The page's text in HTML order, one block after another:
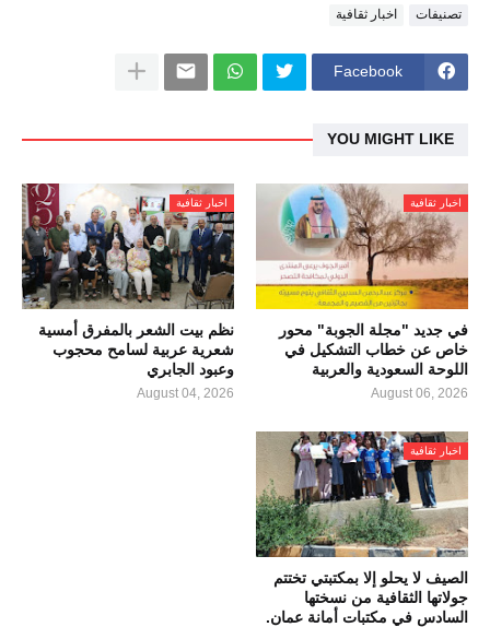
تصنيفات اخبار ثقافية
Facebook
YOU MIGHT LIKE
اخبار ثقافية
في جديد "مجلة الجوبة" محور
خاص عن خطاب التشكيل في
اللوحة السعودية والعربية
August 06, 2026
اخبار ثقافية
نظم بيت الشعر بالمفرق أمسية
شعرية عربية لسامح محجوب
وعبود الجابري
August 04, 2026
اخبار ثقافية
الصيف لا يحلو إلا بمكتبتي تختتم
جولاتها الثقافية من نسختها
السادس في مكتبات أمانة عمان.